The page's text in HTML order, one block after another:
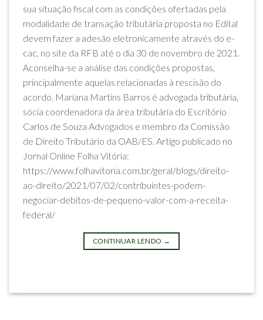
sua situação fiscal com as condições ofertadas pela
modalidade de transação tributária proposta no Edital
devem fazer a adesão eletronicamente através do e-
cac, no site da RFB até o dia 30 de novembro de 2021.
Aconselha-se a análise das condições propostas,
principalmente aquelas relacionadas à rescisão do
acordo. Mariana Martins Barros é advogada tributária,
sócia coordenadora da área tributária do Escritório
Carlos de Souza Advogados e membro da Comissão
de Direito Tributário da OAB/ES. Artigo publicado no
Jornal Online Folha Vitória:
https://www.folhavitoria.com.br/geral/blogs/direito-
ao-direito/2021/07/02/contribuintes-podem-
negociar-debitos-de-pequeno-valor-com-a-receita-
federal/
CONTINUAR LENDO →